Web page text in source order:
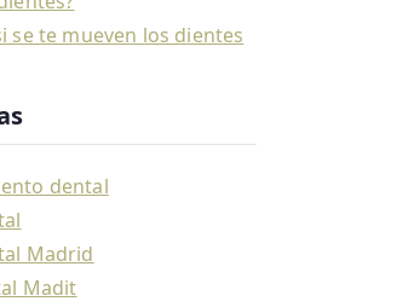
se te mueven los dientes
dental
Madrid
Madit